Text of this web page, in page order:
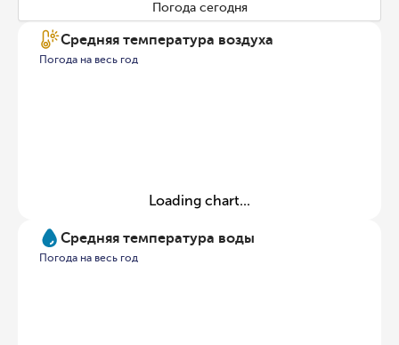
Погода сегодня
Средняя температура воздуха
Погода на весь год
Loading chart...
Средняя температура воды
Погода на весь год